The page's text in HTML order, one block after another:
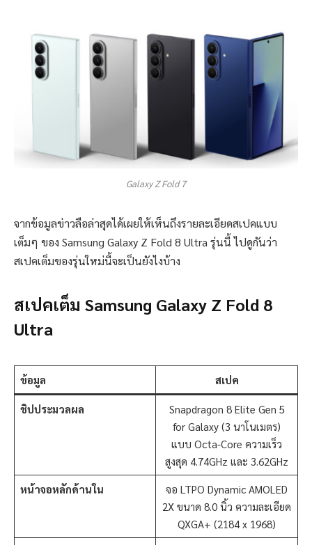
Galaxy Z Fold 7
จากข้อมูลข่าวลือล่าสุดได้เผยให้เห็นถึงรายละเอียดสเปคแบบ
เต็มๆ ของ Samsung Galaxy Z Fold 8 Ultra รุ่นนี้ ไปดูกันว่า
สเปคเต็มของรุ่นใหม่นี้จะเป็นยังไงบ้าง
สเปคเต็ม Samsung Galaxy Z Fold 8
Ultra
ข้อมูล สเปค
ชิปประมวลผล
Snapdragon 8 Elite Gen 5
for Galaxy (3 นาโนเมตร)
แบบ Octa-Core ความเร็ว
สูงสุด 4.74GHz และ 3.62GHz
หน้าจอหลักด้านใน
จอ LTPO Dynamic AMOLED
2X ขนาด 8.0 นิ้ว ความละเอียด
QXGA+ (2184 x 1968)